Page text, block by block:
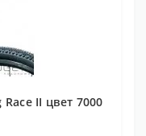
II цвет 7000